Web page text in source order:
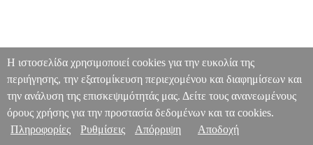
Η ιστοσελίδα χρησιμοποιεί cookies για την ευκολία της
περιήγησης, την εξατομίκευση περιεχομένου και διαφημίσεων και
την ανάλυση της επισκεψιμότητάς μας. Δείτε τους ανανεωμένους
όρους χρήσης για την προστασία δεδομένων και τα cookies.
Πληροφορίες
Ρυθμίσεις Απόρριψη Αποδοχή